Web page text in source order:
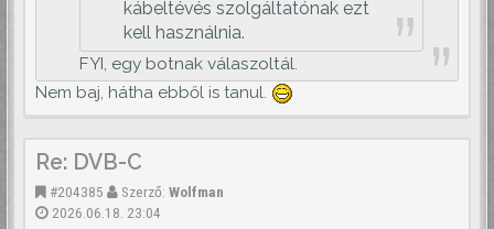
kábeltévés szolgáltatónak ezt
kell használnia.
FYI, egy botnak válaszoltál.
Nem baj, hátha ebből is tanul.
Re: DVB-C
#204385 Szerző: Wolfman
2026.06.18. 23:04